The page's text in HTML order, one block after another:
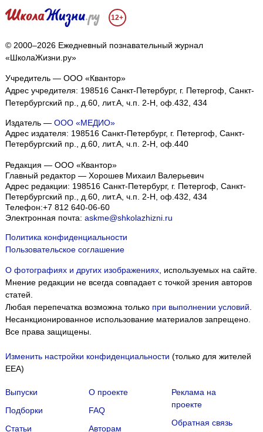
12+
© 2000–2026 Ежедневный познавательный журнал
«ШколаЖизни.ру»
Учредитель — ООО «Квантор»
Адрес учредителя: 198516 Санкт-Петербург, г. Петергоф, Санкт-
Петербургский пр., д.60, лит.А, ч.п. 2-Н, оф.432, 434
Издатель — ООО «МЕДИО»
Адрес издателя: 198516 Санкт-Петербург, г. Петергоф, Санкт-
Петербургский пр., д.60, лит.А, ч.п. 2-Н, оф.440
Редакция — ООО «Квантор»
Главный редактор — Хорошев Михаил Валерьевич
Адрес редакции: 198516 Санкт-Петербург, г. Петергоф Санкт-
Петербургский пр., д.60, лит.А, ч.п. 2-Н, оф.432, 434
Телефон:+7 812 640-06-60
Электронная почта: askme@shkolazhizni.ru
Политика конфиденциальности
Пользовательское соглашение
О фотографиях и других изображениях, используемых на сайте.
Мнение редакции не всегда совпадает с точкой зрения авторов
статей.
Любая перепечатка возможна только при выполнении условий
Несанкционированное использование материалов запрещено.
Все права защищены.
Изменить настройки конфиденциальности (только для жителей
EEA)
Выпуски
Подборки
Статьи
О проекте
FAQ
Авторам
Реклама на
проекте
Обратная связь